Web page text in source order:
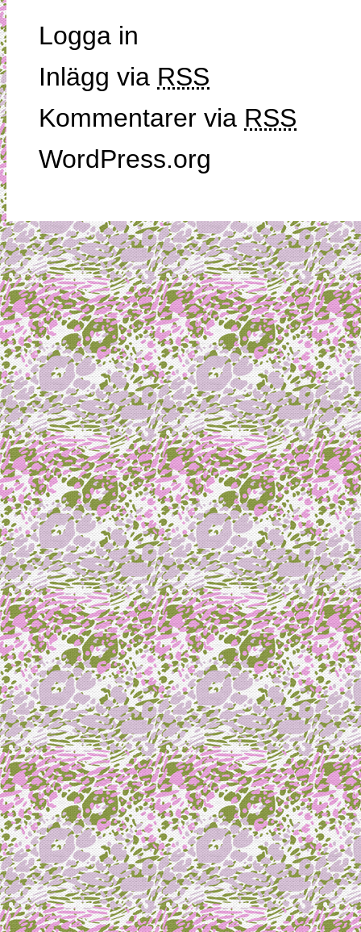
Logga in
Inlägg via RSS
Kommentarer via RSS
WordPress.org